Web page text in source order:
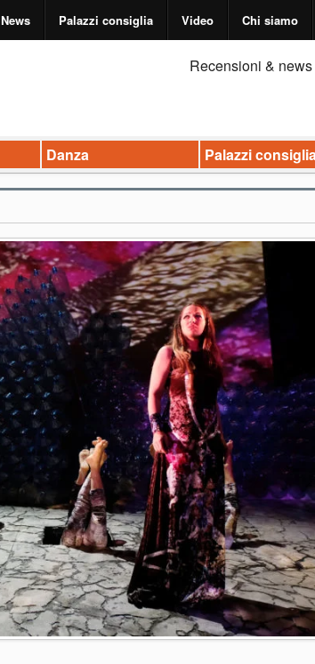
News Palazzi consiglia Video Chi siamo
Recensioni &
Danza Palazzi